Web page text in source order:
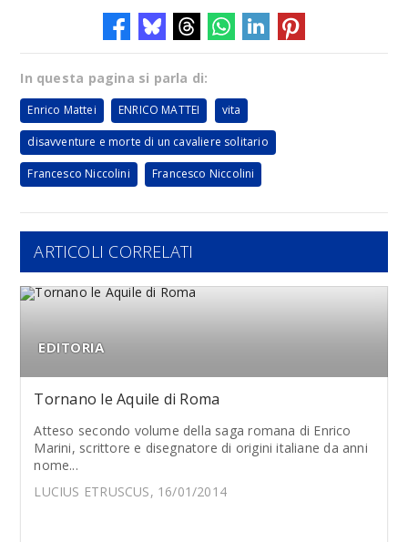
In questa pagina si parla di:
Enrico Mattei ENRICO MATTEI vita
disavventure e morte di un cavaliere solitario
Francesco Niccolini Francesco Niccolini
ARTICOLI CORRELATI
EDITORIA
Tornano le Aquile di Roma
Atteso secondo volume della saga romana di Enrico
Marini, scrittore e disegnatore di origini italiane da anni
nome...
LUCIUS ETRUSCUS, 16/01/2014